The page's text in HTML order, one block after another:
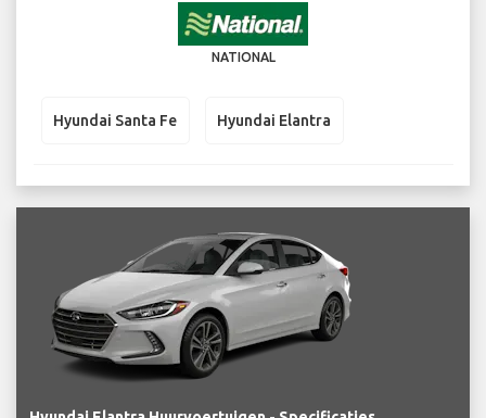
NATIONAL
Hyundai Santa Fe Hyundai Elantra